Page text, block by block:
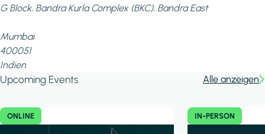
G Block, Bandra Kurla Complex (BKC), Bandra East
Mumbai
400051
Indien
Upcoming Events Alle anzeigen
ONLINE IN-PERSON